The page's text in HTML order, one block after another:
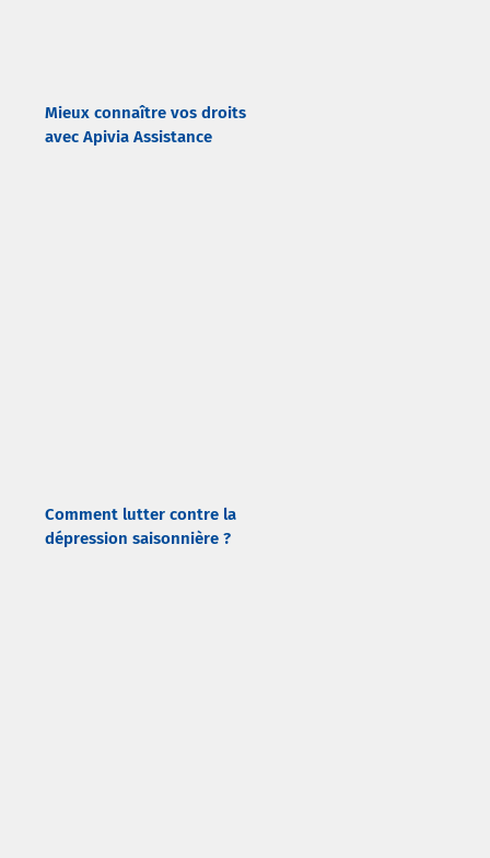
Mieux connaître vos droits
avec Apivia Assistance
Comment lutter contre la
dépression saisonnière ?